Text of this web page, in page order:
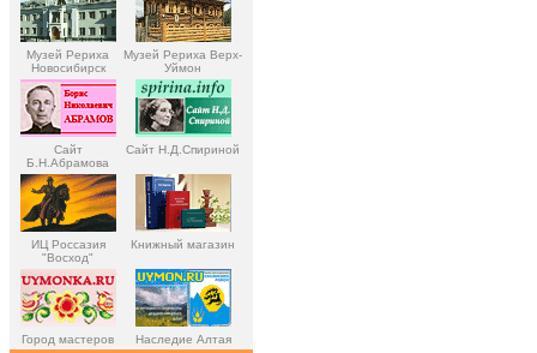
Музей Рериха
Новосибирск
Музей Рериха Верх-
Уймон
Сайт
Б.Н.Абрамова
Сайт Н.Д.Спириной
ИЦ Россазия
"Восход"
Книжный магазин
Город мастеров Наследие Алтая